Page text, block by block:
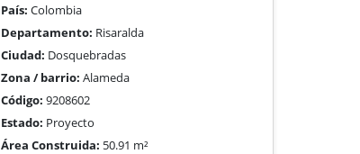
País: Colombia
Departamento: Risaralda
Ciudad: Dosquebradas
Zona / barrio: Alameda
Código: 9208602
Estado: Proyecto
Área Construida: 50.91 m²